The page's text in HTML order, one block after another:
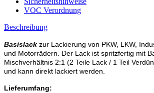
VOC Verordnung
Beschreibung
Basislack zur Lackierung von PKW, LKW,
und Motorrädern. Der Lack ist spritzfertig mit
Mischverhältnis 2:1 (2 Teile Lack / 1 Teil
und kann direkt lackiert werden.
Lieferumfang: